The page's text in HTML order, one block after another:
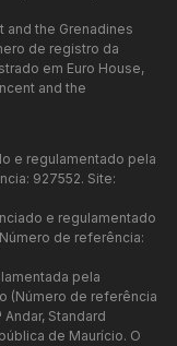
and the Grenadines
de registro da
em Euro House,
and the
e regulamentado pela
927552. Site:
e regulamentado
de referência:
pela
(Número de referência
Standard
de Maurício. O